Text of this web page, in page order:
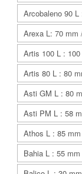
Arcobaleno 90
Arexa L: 70 mm
Artis 100 L :
Artis 80 L : 80
Asti GM L : 80
Asti PM L : 58
Athos L : 85
Bahia L : 55